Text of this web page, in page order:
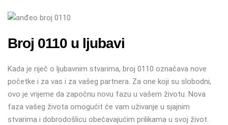
Broj 0110 u ljubavi
Kada je riječ o ljubavnim stvarima, broj 0110 označava nove
početke i za vas i za vašeg partnera. Za one koji su slobodni,
ovo je vrijeme da započnu novu fazu u vašem životu. Nova
faza vašeg života omogućit će vam uživanje u sjajnim
stvarima i dobrodošlicu obećavajućim prilikama u svoj život.